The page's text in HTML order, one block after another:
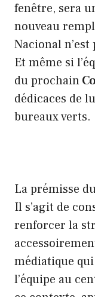
fenêtre, sera
nouveau
Nacional
Et même si
du prochain
dédicaces de
bureaux verts.
La prémisse
Il s’agit de
renforcer la
médiatique
l’équipe au